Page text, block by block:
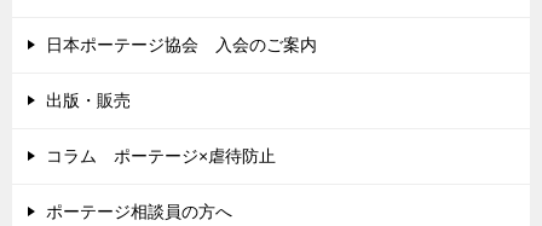
日本ポーテージ協会 入会のご案内
出版・販売
コラム ポーテージ×虐待防止
ポーテージ相談員の方へ